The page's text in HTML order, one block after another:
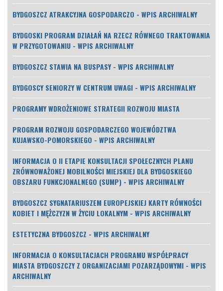
BYDGOSZCZ ATRAKCYJNA GOSPODARCZO - WPIS ARCHIWALNY
BYDGOSKI PROGRAM DZIAŁAŃ NA RZECZ RÓWNEGO TRAKTOWANIA
W PRZYGOTOWANIU - WPIS ARCHIWALNY
BYDGOSZCZ STAWIA NA BUSPASY - WPIS ARCHIWALNY
BYDGOSCY SENIORZY W CENTRUM UWAGI - WPIS ARCHIWALNY
PROGRAMY WDROŻENIOWE STRATEGII ROZWOJU MIASTA
PROGRAM ROZWOJU GOSPODARCZEGO WOJEWÓDZTWA
KUJAWSKO-POMORSKIEGO - WPIS ARCHIWALNY
INFORMACJA O II ETAPIE KONSULTACJI SPOŁECZNYCH PLANU
ZRÓWNOWAŻONEJ MOBILNOŚCI MIEJSKIEJ DLA BYDGOSKIEGO
OBSZARU FUNKCJONALNEGO (SUMP) - WPIS ARCHIWALNY
BYDGOSZCZ SYGNATARIUSZEM EUROPEJSKIEJ KARTY RÓWNOŚCI
KOBIET I MĘŻCZYZN W ŻYCIU LOKALNYM - WPIS ARCHIWALNY
ESTETYCZNA BYDGOSZCZ - WPIS ARCHIWALNY
INFORMACJA O KONSULTACJACH PROGRAMU WSPÓŁPRACY
MIASTA BYDGOSZCZY Z ORGANIZACJAMI POZARZĄDOWYMI - WPIS
ARCHIWALNY